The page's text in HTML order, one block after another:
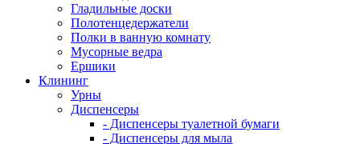
Гладильные доски
Полотенцедержатели
Полки в ванную комнату
Мусорные ведра
Ершики
Клининг
Урны
Диспенсеры
- Диспенсеры туалетной бумаги
- Диспенсеры для мыла